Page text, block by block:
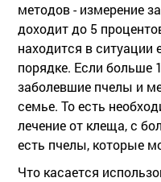
методов - измерение
доходит до 5
находится в ситуации
порядке. Если больше
заболевшие пчелы и
семье. То есть
лечение от клеща, с
есть пчелы, которые
Что касается